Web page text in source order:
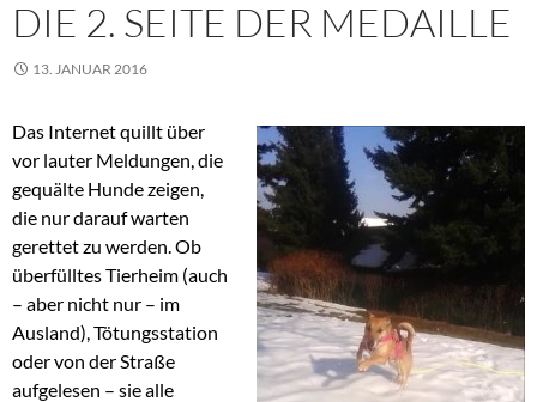
DIE 2. SEITE DER MEDAILLE
13. JANUAR 2016
Das Internet quillt über
vor lauter Meldungen, die
gequälte Hunde zeigen,
die nur darauf warten
gerettet zu werden. Ob
überfülltes Tierheim (auch
– aber nicht nur – im
Ausland), Tötungsstation
oder von der Straße
aufgelesen – sie alle